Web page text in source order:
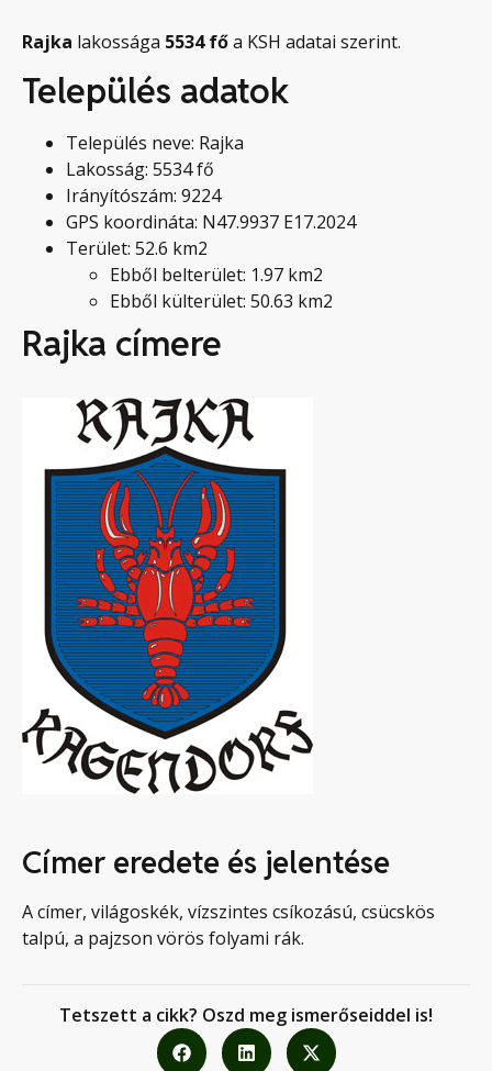
Rajka lakossága 5534 főa KSH adatai szerint.
Település adatok
Település neve: Rajka
Lakosság: 5534 fő
Irányítószám: 9224
GPS koordináta: N47.9937 E17.2024
Terület: 52.6 km2
Ebből belterület: 1.97 km2
Ebből külterület: 50.63 km2
Rajka címere
Címer eredete és jelentése
A címer, világoskék, vízszintes csíkozású, csücskös
talpú, a pajzson vörös folyami rák.
Tetszett a cikk? Oszd meg ismerőseiddel is!